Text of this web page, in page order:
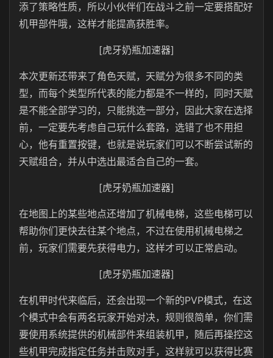
添了策略性质，所以小伙伴们在战斗之前一定要搭配好
机甲部件哦，这样才能提高获胜率。
[虎牙奶瓶加速器]
本次更新还带来了角色天赋，天赋分为很多不同的类
型，而每个类型所代表的能力都是不一样的，同时天赋
是不能全部学习的，只能挑选一部分，因此大家在选择
前，一定要先考虑自己玩什么套路，选错了也不用担
心，他有重置按键，也就是说玩家们可以不断尝试新的
天赋组合，并从中选出最适合自己的一套。
[虎牙奶瓶加速器]
在地图上的某些地点还增加了机械电梯，这些电梯可以
帮助你们更快去往某个地点，不过在使用机械电梯之
前，玩家们需要先获得电力，这样才可以正常启动。
[虎牙奶瓶加速器]
在机甲时代来临后，还会出现一个新的PVP模式，在这
个模式中会有两名玩家开始对决，规则很简单，你们需
要使用系统提供的机械部件来组装机甲，随后再操控这
些机甲完成指定任务并击败对手，这样就可以获得比赛